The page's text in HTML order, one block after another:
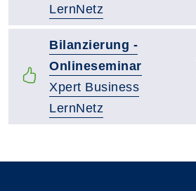
LernNetz
Bilanzierung -
Onlineseminar
Xpert Business
LernNetz